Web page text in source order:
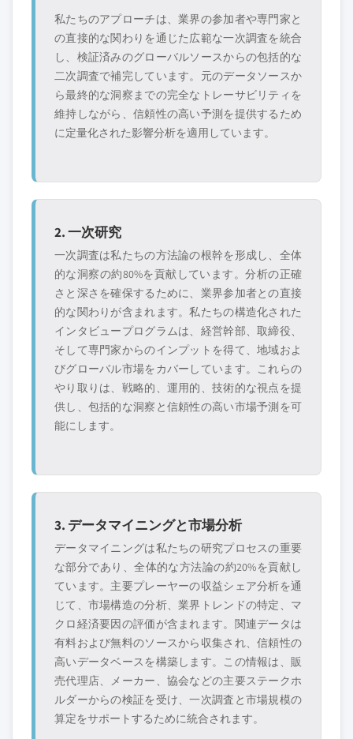
私たちのアプローチは、業界の参加者や専門家と
の直接的な関わりを通じた広範な一次調査を統合
し、検証済みのグローバルソースからの包括的な
二次調査で補完しています。元のデータソースか
ら最終的な洞察までの完全なトレーサビリティを
維持しながら、信頼性の高い予測を提供するため
に定量化された影響分析を適用しています。
2. 一次研究
一次調査は私たちの方法論の根幹を形成し、全体
的な洞察の約80%を貢献しています。分析の正確
さと深さを確保するために、業界参加者との直接
的な関わりが含まれます。私たちの構造化された
インタビュープログラムは、経営幹部、取締役、
そして専門家からのインプットを得て、地域およ
びグローバル市場をカバーしています。これらの
やり取りは、戦略的、運用的、技術的な視点を提
供し、包括的な洞察と信頼性の高い市場予測を可
能にします。
3. データマイニングと市場分析
データマイニングは私たちの研究プロセスの重要
な部分であり、全体的な方法論の約20%を貢献し
ています。主要プレーヤーの収益シェア分析を通
じて、市場構造の分析、業界トレンドの特定、マ
クロ経済要因の評価が含まれます。関連データは
有料および無料のソースから収集され、信頼性の
高いデータベースを構築します。この情報は、販
売代理店、メーカー、協会などの主要ステークホ
ルダーからの検証を受け、一次調査と市場規模の
算定をサポートするために統合されます。